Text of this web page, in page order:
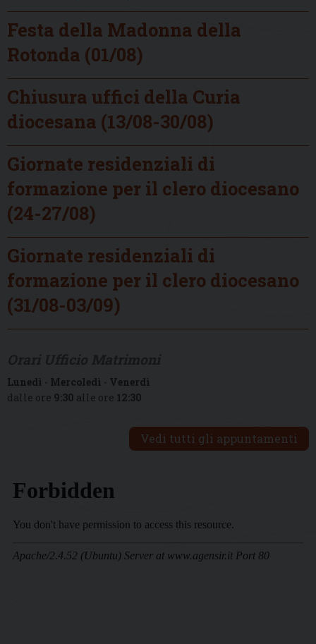
Festa della Madonna della
Rotonda (01/08)
Chiusura uffici della Curia
diocesana (13/08-30/08)
Giornate residenziali di
formazione per il clero diocesano
(24-27/08)
Giornate residenziali di
formazione per il clero diocesano
(31/08-03/09)
Lunedì - Mercoledì - Venerdì
dalle ore 9:30 alle ore 12:30
Vedi tutti gli appuntamenti